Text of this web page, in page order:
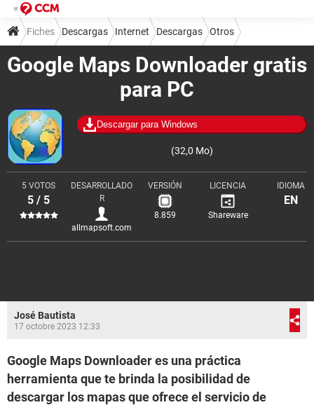
Google Maps Downloader gratis
para PC
Descargar para Windows
(32,0 Mo)
5 VOTOS
5 / 5
DESARROLLADO
R
allmapsoft.com
VERSIÓN
8.859
LICENCIA
Shareware
IDIOMA
EN
Fiches Descargas Internet Descargas Otros
José Bautista
17 octobre 2023 12:33
Google Maps Downloader es una práctica
herramienta que te brinda la posibilidad de
descargar los mapas que ofrece el servicio de